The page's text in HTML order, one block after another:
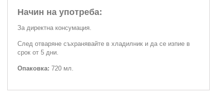
Начин на употреба:
За директна консумация.
След отваряне съхранявайте в хладилник и да се изпие в
срок от 5 дни.
Опаковка: 720 мл.